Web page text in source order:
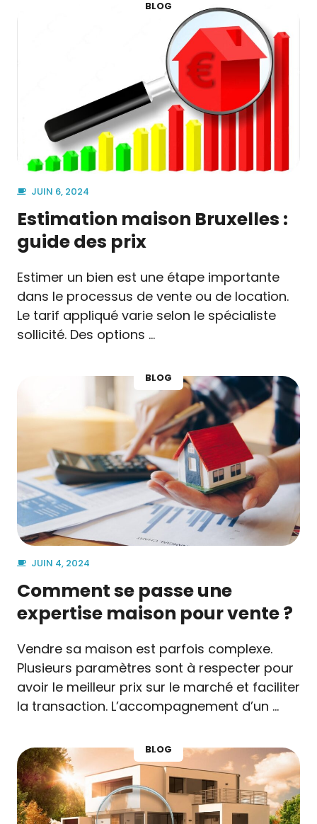
BLOG
JUIN 6, 2024
Estimation maison Bruxelles :
guide des prix
Estimer un bien est une étape importante
dans le processus de vente ou de location.
Le tarif appliqué varie selon le spécialiste
sollicité. Des options …
BLOG
JUIN 4, 2024
Comment se passe une
expertise maison pour vente ?
Vendre sa maison est parfois complexe.
Plusieurs paramètres sont à respecter pour
avoir le meilleur prix sur le marché et faciliter
la transaction. L’accompagnement d’un …
BLOG